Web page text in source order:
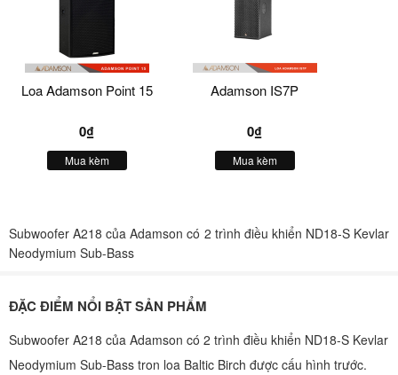
Loa Adamson Point 15
0₫
Mua kèm
Adamson IS7P
0₫
Mua kèm
Subwoofer A218 của Adamson có 2 trình điều khiển ND18-S Kevlar
Neodymium Sub-Bass
ĐẶC ĐIỂM NỔI BẬT SẢN PHẨM
Subwoofer A218 của Adamson có 2 trình điều khiển ND18-S Kevlar
Neodymium Sub-Bass tron loa Baltic Birch được cấu hình trước.